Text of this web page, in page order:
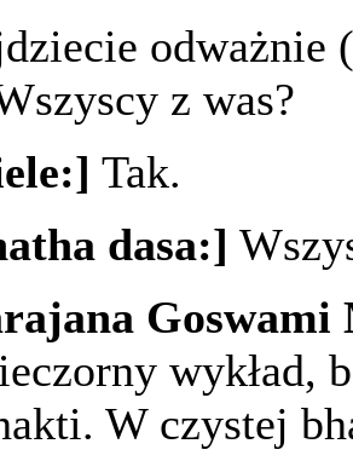
odważnie
z was?
Tak.
dasa:]
Goswami
wykład,
W czystej